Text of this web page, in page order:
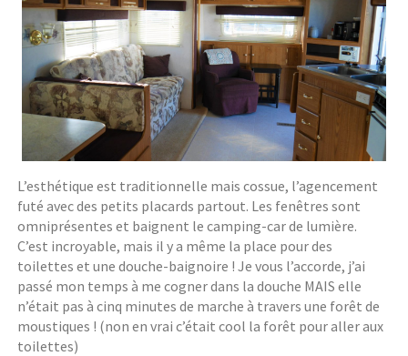
L’esthétique est traditionnelle mais cossue, l’agencement
futé avec des petits placards partout. Les fenêtres sont
omniprésentes et baignent le camping-car de lumière.
C’est incroyable, mais il y a même la place pour des
toilettes et une douche-baignoire ! Je vous l’accorde, j’ai
passé mon temps à me cogner dans la douche MAIS elle
n’était pas à cinq minutes de marche à travers une forêt de
moustiques ! (non en vrai c’était cool la forêt pour aller aux
toilettes)